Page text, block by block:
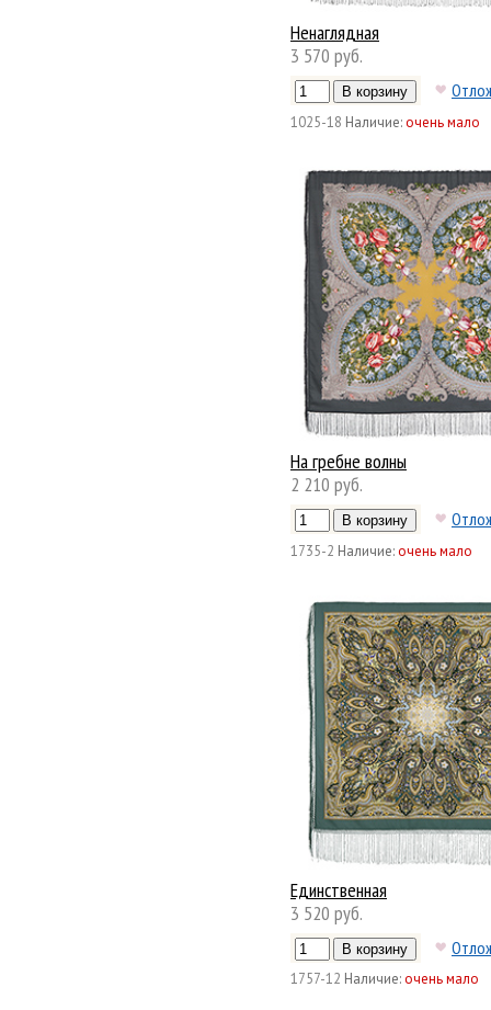
Ненаглядная
3 570 руб.
1025-18 Наличие:очень мало
На гребне волны
2 210 руб.
1735-2 Наличие:очень мало
Единственная
3 520 руб.
1757-12 Наличие:очень мало